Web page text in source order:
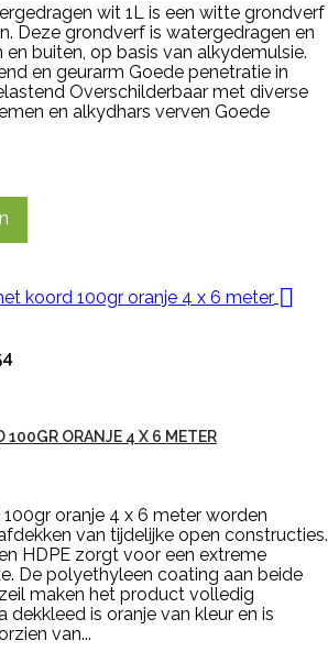
wit 1L is een witte grondverf
Deze grondverf is watergedragen en
buiten, op basis van alkydemulsie.
en geurarm Goede penetratie in
Overschilderbaar met diverse
en alkydhars verven Goede

100GR ORANJE 4 X 6 METER
oranje 4 x 6 meter worden
van tijdelijke open constructies.
HDPE zorgt voor een extreme
De polyethyleen coating aan beide
maken het product volledig
dekkleed is oranje van kleur en is
van...